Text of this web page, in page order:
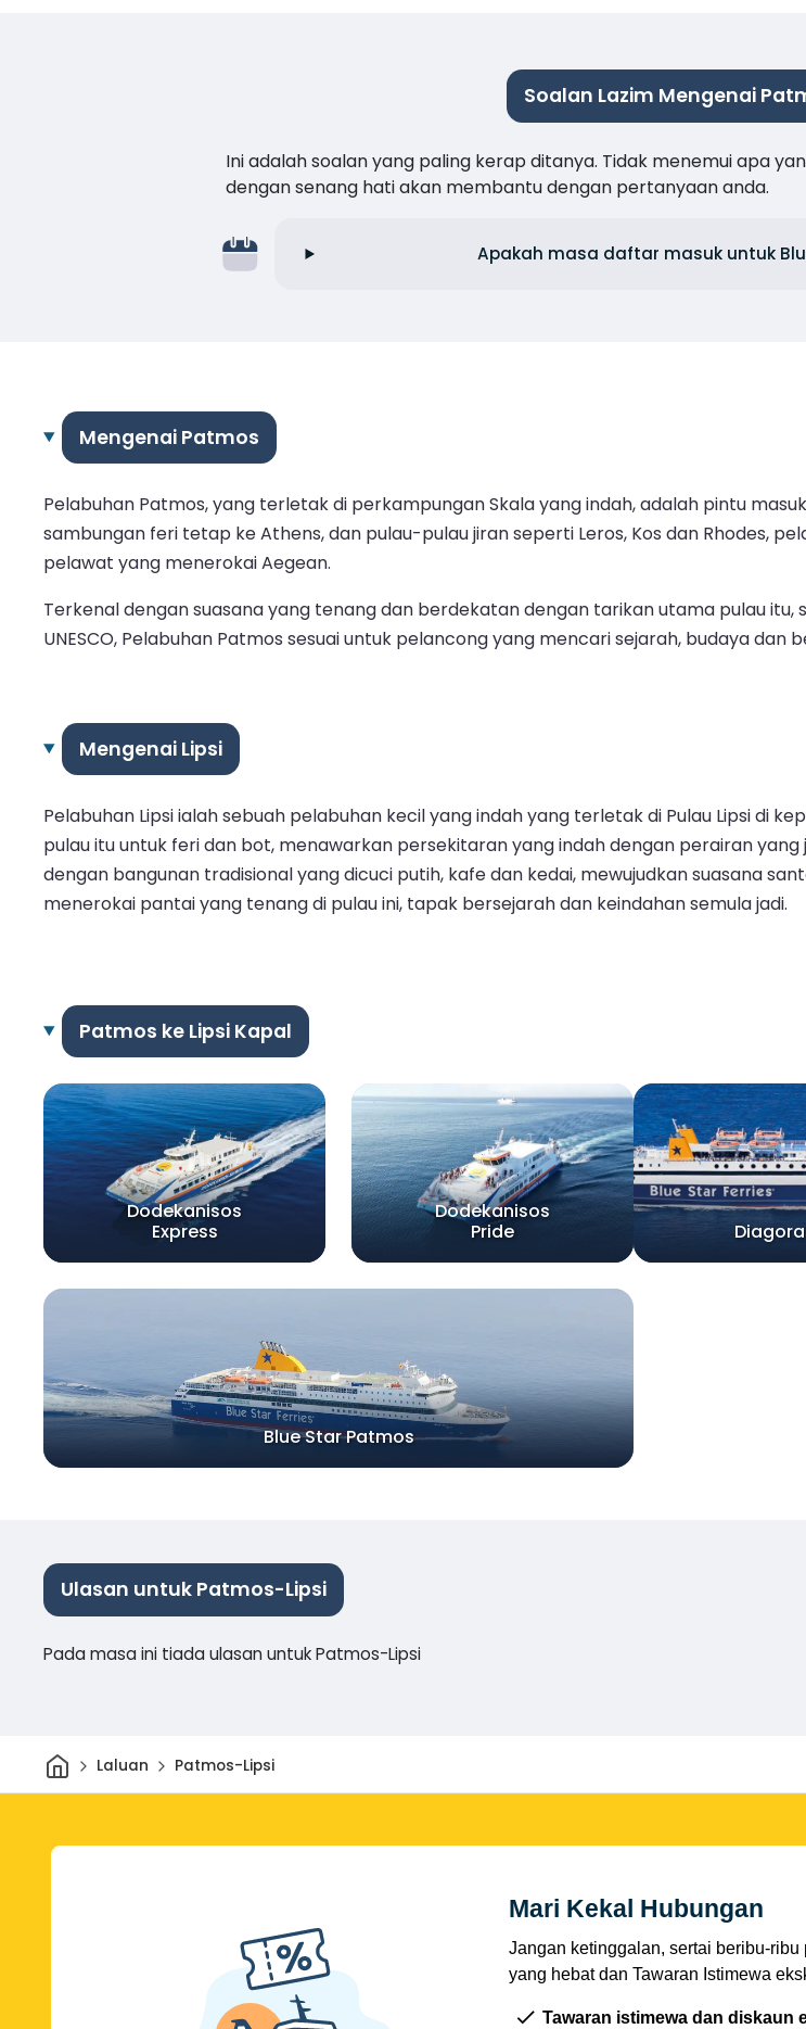
Soalan Lazim Mengenai
Ini adalah soalan yang paling kerap ditanya. Tidak menemui apa
dengan senang hati akan membantu dengan pertanyaan anda.
Apakah masa daftar masuk untuk
Mengenai Patmos
Pelabuhan Patmos, yang terletak di perkampungan Skala yang indah, adalah pintu
sambungan feri tetap ke Athens, dan pulau-pulau jiran seperti Leros, Kos dan Rhodes,
pelawat yang menerokai Aegean.
Terkenal dengan suasana yang tenang dan berdekatan dengan tarikan utama pulau
UNESCO, Pelabuhan Patmos sesuai untuk pelancong yang mencari sejarah, budaya dan
Mengenai Lipsi
Pelabuhan Lipsi ialah sebuah pelabuhan kecil yang indah yang terletak di Pulau Lipsi di
pulau itu untuk feri dan bot, menawarkan persekitaran yang indah dengan perairan
dengan bangunan tradisional yang dicuci putih, kafe dan kedai, mewujudkan suasana
menerokai pantai yang tenang di pulau ini, tapak bersejarah dan keindahan semula jadi.
Patmos ke Lipsi Kapal
Dodekanisos
Express
Dodekanisos
Pride
Blue Star Patmos
Ulasan untuk Patmos-Lipsi
Pada masa ini tiada ulasan untuk Patmos-Lipsi
Rumah
Laluan Patmos-Lipsi
Mari Kekal Hubungan
Jangan ketinggalan, sertai beribu-
yang hebat dan Tawaran Istimewa
Tawaran istimewa dan diskaun